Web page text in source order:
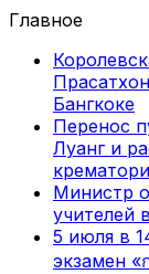
Главное
Бангкоке
Перенос
Луанг и
Министр
учителей
5 июля в
экзамен